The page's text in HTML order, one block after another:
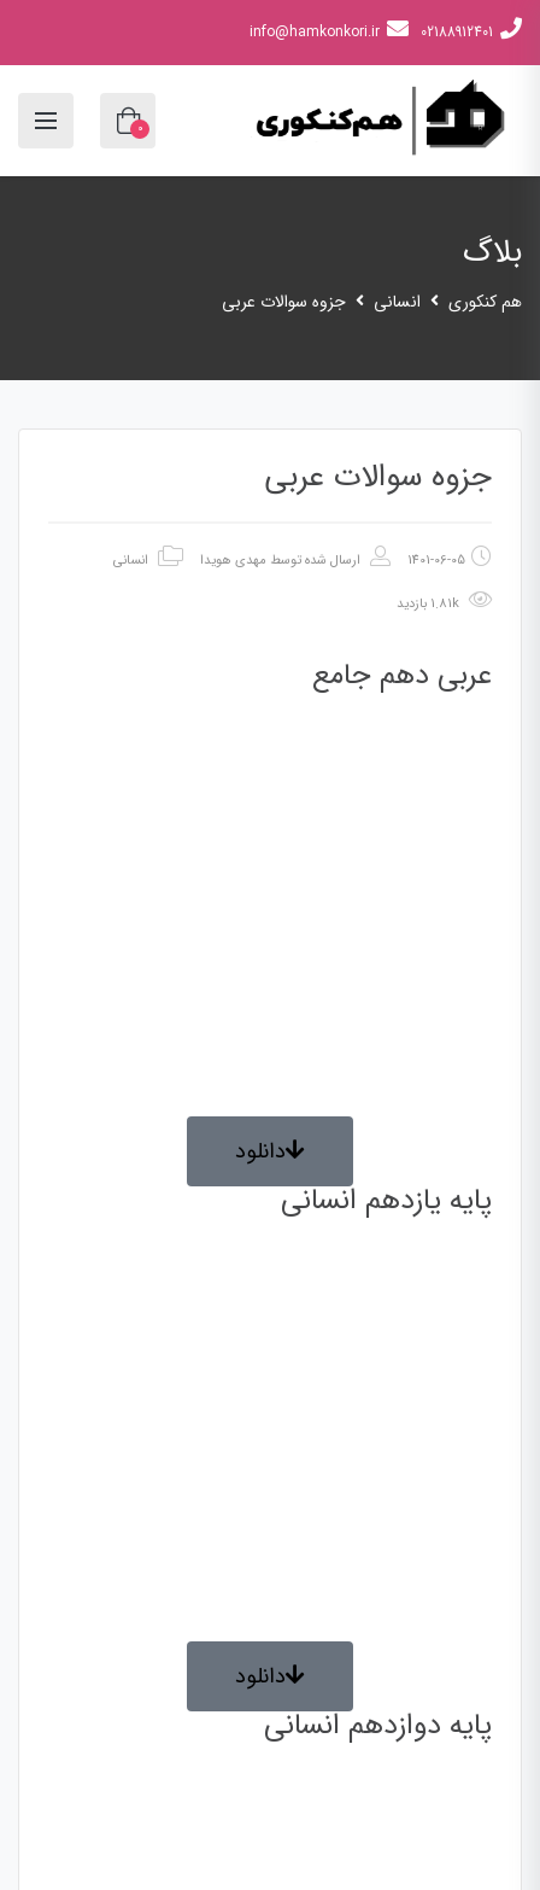
02188912401
info@hamkonkori.ir
0
بلاگ
هم کنکوری انسانی جزوه سوالات عربی
جزوه سوالات عربی
1401-06-05 ارسال شده توسط مهدی هویدا انسانی
عربی دهم جامع
دانلود
پایه یازدهم انسانی
دانلود
پایه دوازدهم انسانی